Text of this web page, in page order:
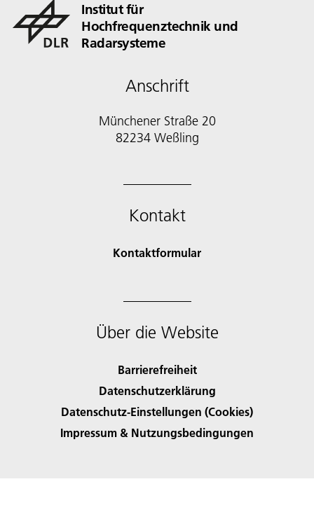
Institut für
Hochfrequenztechnik und
Radarsysteme
Anschrift
Münchener Straße 20
82234 Weßling
Kontakt
Kontaktformular
Über die Website
Barrierefreiheit
Datenschutzerklärung
Datenschutz-Einstellungen (Cookies)
Impressum & Nutzungsbedingungen